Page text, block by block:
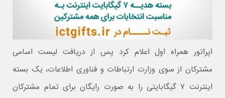
اپراتور همراه اول اعلام کرد پس از دریافت لیست اسامی
مشترکان از سوی وزارت ارتباطات و فناوری اطلاعات، یک بسته
اینترنت ۷ گیگابایتی را به صورت رایگان برای تمام مشترکان